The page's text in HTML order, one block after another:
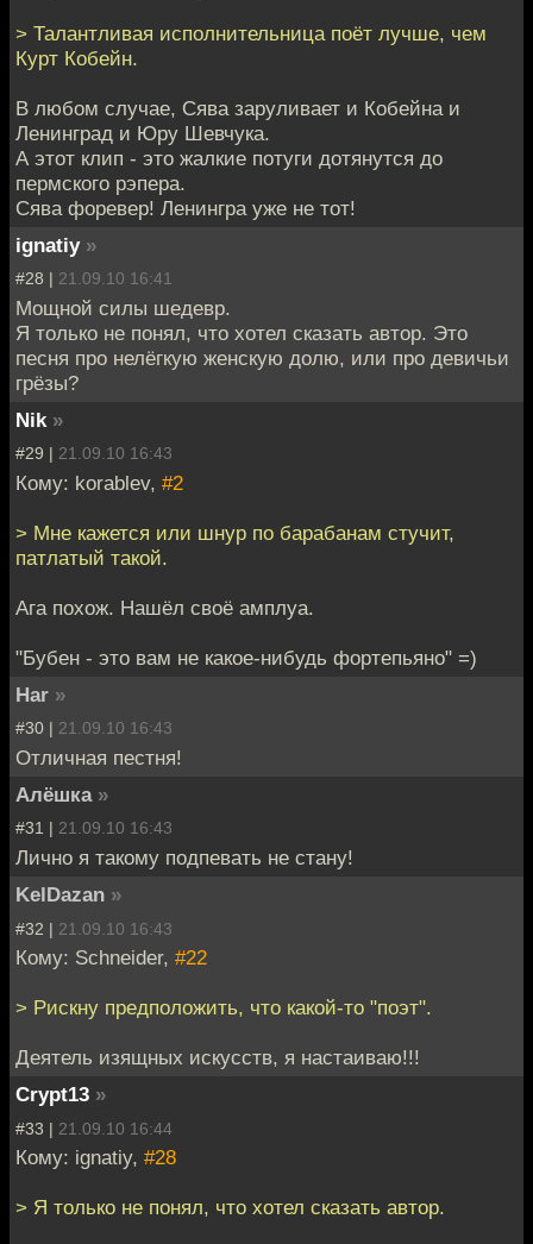
> Талантливая исполнительница поёт лучше, чем
Курт Кобейн.
В любом случае, Сява заруливает и Кобейна и
Ленинград и Юру Шевчука.
А этот клип - это жалкие потуги дотянутся до
пермского рэпера.
Сява форевер! Ленингра уже не тот!
ignatiy »
#28 | 21.09.10 16:41
Мощной силы шедевр.
Я только не понял, что хотел сказать автор. Это
песня про нелёгкую женскую долю, или про девичьи
грёзы?
Nik »
#29 | 21.09.10 16:43
Кому: korablev, #2
> Мне кажется или шнур по барабанам стучит,
патлатый такой.
Ага похож. Нашёл своё амплуа.
"Бубен - это вам не какое-нибудь фортепьяно" =)
Har »
#30 | 21.09.10 16:43
Отличная пестня!
Алёшка »
#31 | 21.09.10 16:43
Лично я такому подпевать не стану!
KelDazan »
#32 | 21.09.10 16:43
Кому: Schneider, #22
> Рискну предположить, что какой-то "поэт".
Деятель изящных искусств, я настаиваю!!!
Crypt13 »
#33 | 21.09.10 16:44
Кому: ignatiy, #28
> Я только не понял, что хотел сказать автор.